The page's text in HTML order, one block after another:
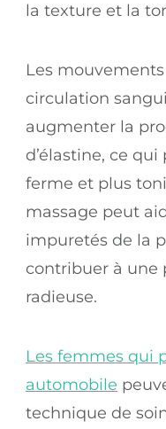
la texture et la
Les
circulation
augmenter la
d’élastine, ce
ferme et plus
massage peut
impuretés de la
contribuer à une
radieuse.
Les femmes qui
automobile
technique de